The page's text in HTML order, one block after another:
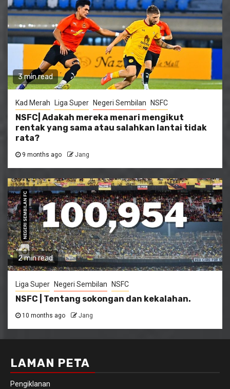
3 min read
Kad Merah Liga Super Negeri Sembilan NSFC
NSFC| Adakah mereka menari mengikut
rentak yang sama atau salahkan lantai tidak
rata?
9 months ago Jang
2 min read
Liga Super Negeri Sembilan NSFC
NSFC | Tentang sokongan dan kekalahan.
10 months ago Jang
LAMAN PETA
Pengiklanan